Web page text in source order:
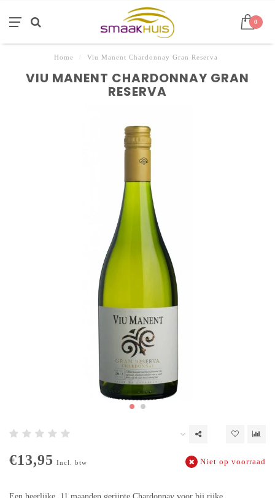
0
Home Viu Manent Chardonnay Gran Reserva
VIU MANENT CHARDONNAY GRAN
RESERVA
€13,95 Incl. btw Niet op voorraad